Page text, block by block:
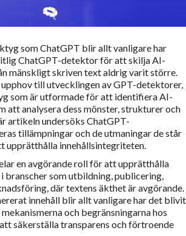
som ChatGPT blir allt vanligare har
ChatGPT-detektor för att skilja AI-
mänskligt skriven text aldrig varit större.
till utvecklingen av GPT-detektorer,
som är utformade för att identifiera AI-
att analysera dess mönster, strukturer och
artikeln undersöks ChatGPT-
tillämpningar och de utmaningar de står
upprätthålla innehållsintegriteten.
en avgörande roll för att upprätthålla
branscher som utbildning, publicering,
där textens äkthet är avgörande.
innehåll blir allt vanligare har det blivit
och begränsningarna hos
säkerställa transparens och förtroende